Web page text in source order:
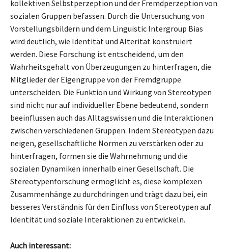
kollektiven Selbstperzeption und der Fremdperzeption von
sozialen Gruppen befassen. Durch die Untersuchung von
Vorstellungsbildern und dem Linguistic Intergroup Bias
wird deutlich, wie Identität und Alterität konstruiert
werden. Diese Forschung ist entscheidend, um den
Wahrheitsgehalt von Überzeugungen zu hinterfragen, die
Mitglieder der Eigengruppe von der Fremdgruppe
unterscheiden. Die Funktion und Wirkung von Stereotypen
sind nicht nur auf individueller Ebene bedeutend, sondern
beeinflussen auch das Alltagswissen und die Interaktionen
zwischen verschiedenen Gruppen. Indem Stereotypen dazu
neigen, gesellschaftliche Normen zu verstärken oder zu
hinterfragen, formen sie die Wahrnehmung und die
sozialen Dynamiken innerhalb einer Gesellschaft. Die
Stereotypenforschung ermöglicht es, diese komplexen
Zusammenhänge zu durchdringen und trägt dazu bei, ein
besseres Verständnis für den Einfluss von Stereotypen auf
Identität und soziale Interaktionen zu entwickeln.
Auch interessant: